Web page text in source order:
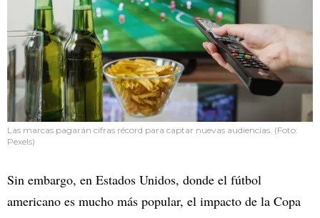
Las marcas pagarán cifras récord para captar nuevas audiencias. (Foto:
Pexels)
Sin embargo, en Estados Unidos, donde el fútbol
americano es mucho más popular, el impacto de la Copa